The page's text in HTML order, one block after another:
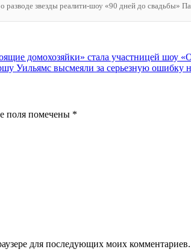
о разводе звезды реалити-шоу «90 дней до свадьбы»
домохозяйки» стала участницей шоу
Уильямс высмеяли за серьезную ошибку
поля помечены *
для последующих моих комментариев.